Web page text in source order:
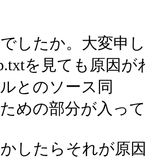
したか。大変申
を見ても原因
とのソース同
めの部分が入っ
したらそれが原